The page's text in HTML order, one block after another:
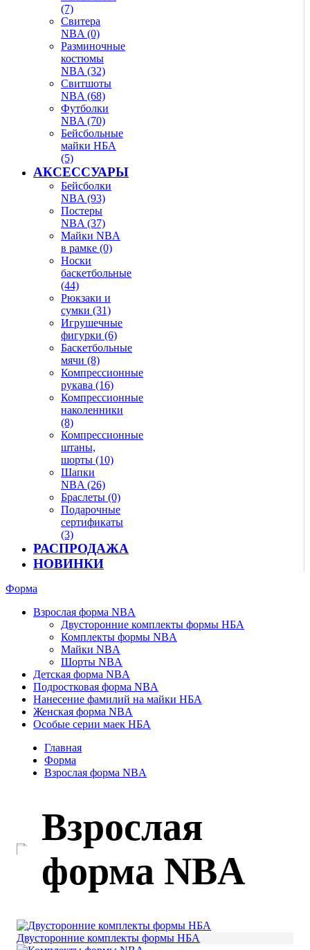
(7)
Свитера
NBA (0)
Разминочные
костюмы
NBA (32)
Свитшоты
NBA (68)
Футболки
NBA (70)
Бейсбольные
майки НБА
(5)
АКСЕССУАРЫ
Бейсболки
NBA (93)
Постеры
NBA (37)
Майки NBA
в рамке (0)
Носки
баскетбольные
(44)
Рюкзаки и
сумки (31)
Игрушечные
фигурки (6)
Баскетбольные
мячи (8)
Компрессионные
рукава (16)
Компрессионные
наколенники
(8)
Компрессионные
штаны,
шорты (10)
Шапки
NBA (26)
Браслеты (0)
Подарочные
сертификаты
(3)
РАСПРОДАЖА
НОВИНКИ
Форма
Взрослая форма NBA
Двусторонние комплекты формы НБА
Комплекты формы NBA
Майки NBA
Шорты NBA
Детская форма NBA
Подростковая форма NBA
Нанесение фамилий на майки НБА
Женская форма NBA
Особые серии маек НБА
Главная
Форма
Взрослая форма NBA
Взрослая
форма NBA
Двусторонние комплекты формы НБА